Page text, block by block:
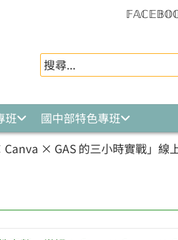
班
國中部特色專班
Canva × GAS 的三小時實戰」線